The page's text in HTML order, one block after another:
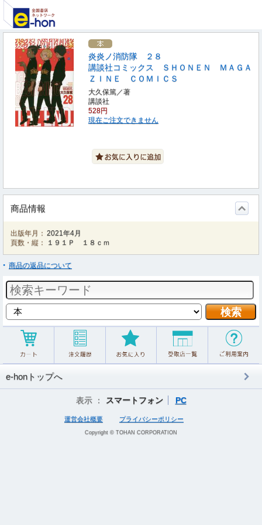
炎炎ノ消防隊 ２８
講談社コミックス ＳＨＯＮＥＮ ＭＡＧＡ
ＺＩＮＥ ＣＯＭＩＣＳ
大久保篤／著
講談社
528円
現在ご注文できません
商品情報
出版年月： 2021年4月
頁数・縦：
１９１Ｐ １８ｃｍ
商品の返品について
e-honトップへ
表示 ： スマートフォン PC
運営会社概要 プライバシーポリシー
Copyright © TOHAN CORPORATION